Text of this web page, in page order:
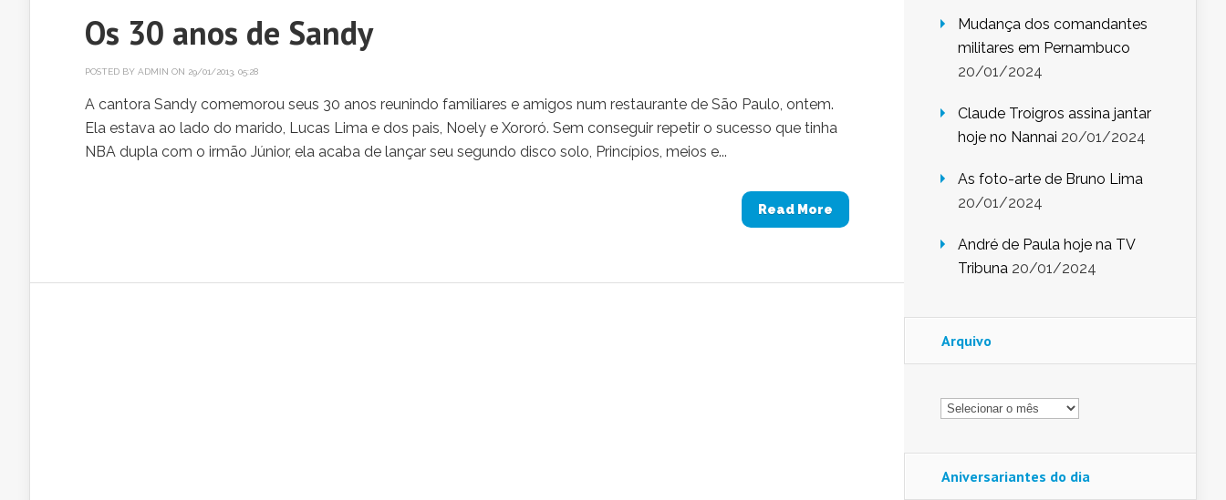
Os 30 anos de Sandy
POSTED BY ADMIN ON 29/01/2013, 05:28
A cantora Sandy comemorou seus 30 anos reunindo familiares e amigos num restaurante de São Paulo, ontem.
Ela estava ao lado do marido, Lucas Lima e dos pais, Noely e Xororó. Sem conseguir repetir o sucesso que tinha
NBA dupla com o irmão Júnior, ela acaba de lançar seu segundo disco solo, Princípios, meios e...
Read More
Mudança dos comandantes
militares em Pernambuco
20/01/2024
Claude Troigros assina jantar
hoje no Nannai 20/01/2024
As foto-arte de Bruno Lima
20/01/2024
André de Paula hoje na TV
Tribuna 20/01/2024
Arquivo
Arquivo
Aniversariantes do dia